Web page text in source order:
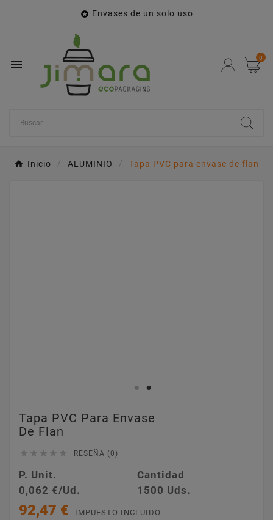
 Envases de un solo uso
 0
Inicio ALUMINIO Tapa PVC para envase de flan
Tapa PVC Para Envase
De Flan
     RESEÑA (0)
P. Unit.
Cantidad
0,062 €/Ud.
1500 Uds.
92,47 € IMPUESTO INCLUIDO